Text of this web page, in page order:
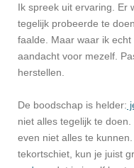
Ik spreek uit ervaring. Er
tegelijk probeerde te
faalde. Maar waar ik
aandacht voor mezelf.
herstellen.
De boodschap is helder:
niet alles tegelijk te
even niet alles te
tekortschiet, kun je juist